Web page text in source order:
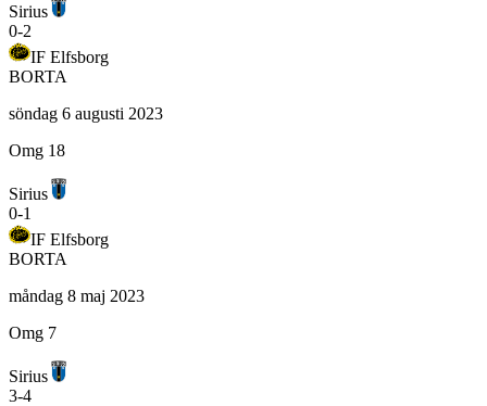
Sirius
0-2
IF Elfsborg
BORTA
söndag 6 augusti 2023
Omg 18
Sirius
0-1
IF Elfsborg
BORTA
måndag 8 maj 2023
Omg 7
Sirius
3-4